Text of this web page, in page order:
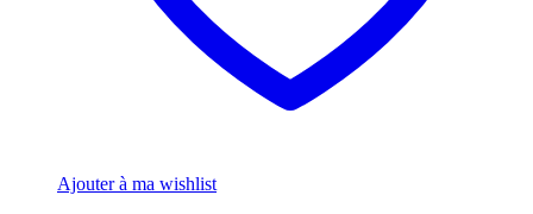
Ajouter à ma wishlist